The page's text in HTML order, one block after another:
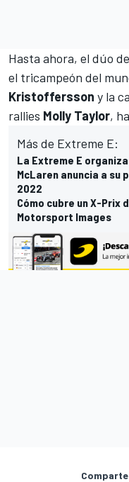
Hasta ahora, el dúo de
el tricampeón del
Kristoffersson y la
rallies Molly Taylor,
Más de Extreme E:
La Extreme E
McLaren anuncia a su
2022
Cómo cubre un X-Prix
Motorsport Images